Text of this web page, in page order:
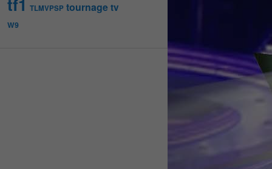
TLMVPSP tournagetv
W9